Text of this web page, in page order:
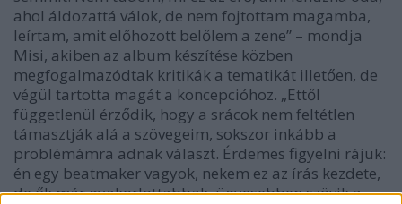
ahol áldozattá válok, de nem fojtottam magamba,
leírtam, amit előhozott belőlem a zene” – mondja
Misi, akiben az album készítése közben
megfogalmazódtak kritikák a tematikát illetően, de
végül tartotta magát a koncepcióhoz. „Ettől
függetlenül érződik, hogy a srácok nem feltétlen
támasztják alá a szövegeim, sokszor inkább a
problémámra adnak választ. Érdemes figyelni rájuk:
én egy beatmaker vagyok, nekem ez az írás kezdete,
de ők már gyakorlottabbak, ügyesebben szövik a